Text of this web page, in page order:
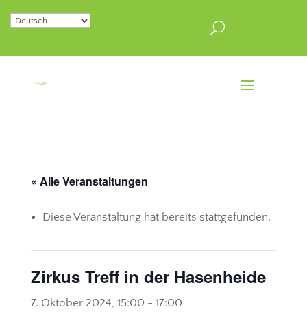
« Alle Veranstaltungen
Diese Veranstaltung hat bereits stattgefunden.
Zirkus Treff in der Hasenheide
7. Oktober 2024, 15:00 - 17:00